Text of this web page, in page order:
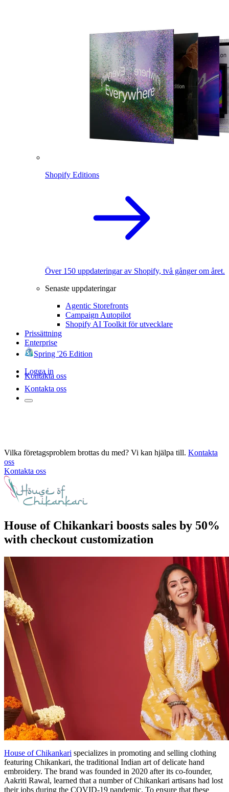
Shopify Editions
Över 150 uppdateringar av Shopify, två gånger om året.
Senaste uppdateringar
Agentic Storefronts
Campaign Autopilot
Shopify AI Toolkit för utvecklare
Prissättning
Enterprise
Spring '26 Edition
Logga in
Kontakta oss
Kontakta oss
Vilka företagsproblem brottas du med? Vi kan hjälpa till. Kontakta
oss
Kontakta oss
House of Chikankari boosts sales by 50%
with checkout customization
House of Chikankari specializes in promoting and selling clothing
featuring Chikankari, the traditional Indian art of delicate hand
embroidery. The brand was founded in 2020 after its co-founder,
Aakriti Rawal, learned that a number of Chikankari artisans had lost
their jobs during the COVID-19 pandemic. To ensure that these